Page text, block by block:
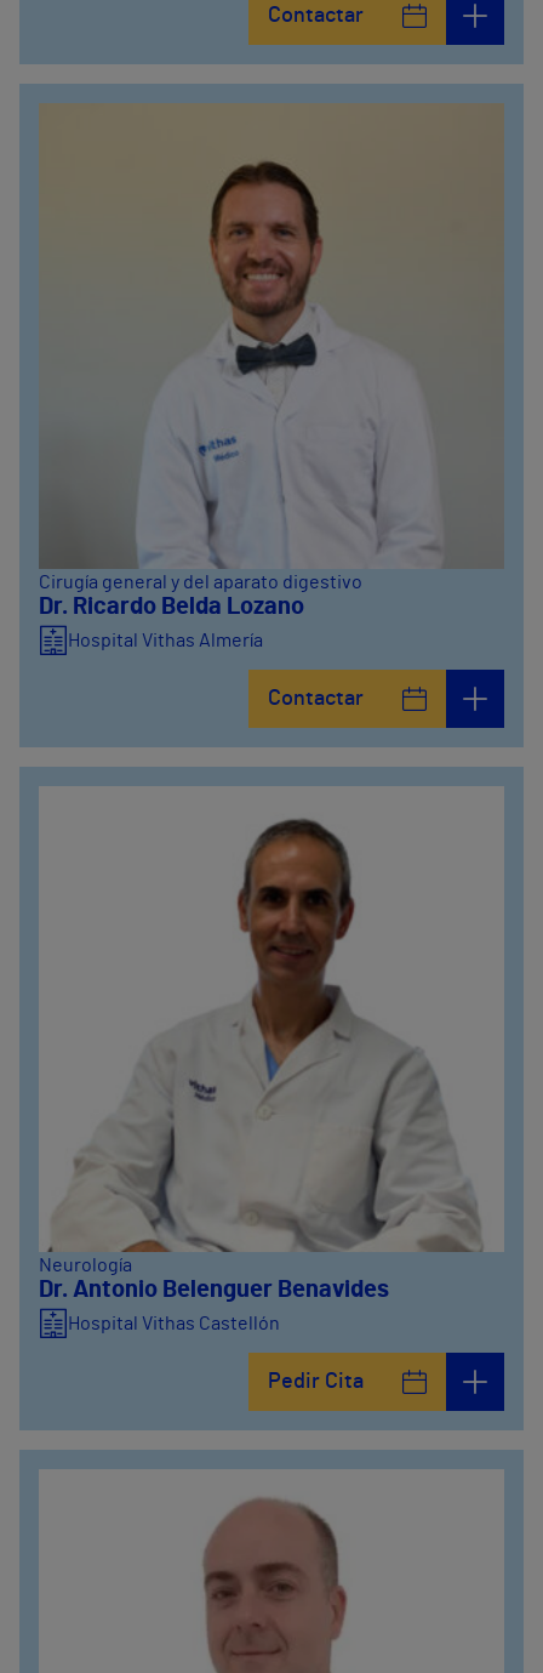
Contactar
Cirugía general y del aparato digestivo
Dr. Ricardo Belda Lozano
Hospital Vithas Almería
Contactar
Neurología
Dr. Antonio Belenguer Benavides
Hospital Vithas Castellón
Pedir Cita